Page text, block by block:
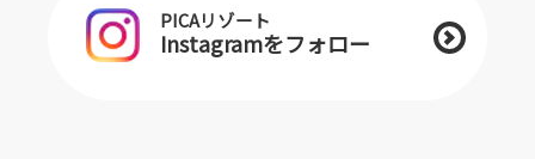
PICAリゾート
Instagramをフォロー